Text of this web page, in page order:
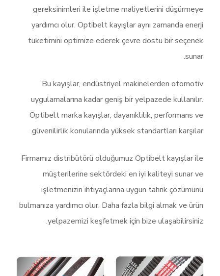
gereksinimleri ile işletme maliyetlerini düşürmeye
yardımcı olur. Optibelt kayışlar aynı zamanda enerji
tüketimini optimize ederek çevre dostu bir seçenek
sunar.
Bu kayışlar, endüstriyel makinelerden otomotiv
uygulamalarına kadar geniş bir yelpazede kullanılır.
Optibelt marka kayışlar, dayanıklılık, performans ve
güvenilirlik konularında yüksek standartları karşılar.
Firmamız distribütörü olduğumuz Optibelt kayışlar ile
müşterilerine sektördeki en iyi kaliteyi sunar ve
işletmenizin ihtiyaçlarına uygun tahrik çözümünü
bulmanıza yardımcı olur. Daha fazla bilgi almak ve ürün
yelpazemizi keşfetmek için bize ulaşabilirsiniz.